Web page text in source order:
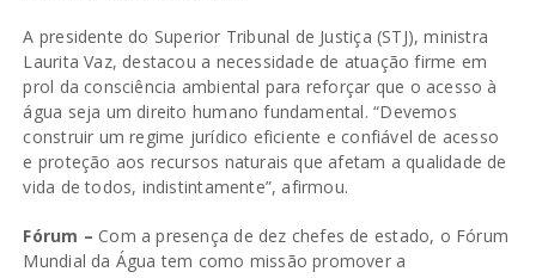
A presidente do Superior Tribunal de Justiça (STJ), ministra
Laurita Vaz, destacou a necessidade de atuação firme em
prol da consciência ambiental para reforçar que o acesso à
água seja um direito humano fundamental. “Devemos
construir um regime jurídico eficiente e confiável de acesso
e proteção aos recursos naturais que afetam a qualidade de
vida de todos, indistintamente”, afirmou.
Fórum – Com a presença de dez chefes de estado, o Fórum
Mundial da Água tem como missão promover a